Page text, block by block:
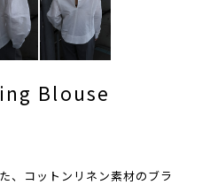
Blouse
、コットンリネン素材のブラ